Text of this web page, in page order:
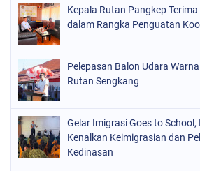
Kepala Rutan Pangkep
dalam Rangka Penguatan
Pelepasan Balon Udara
Rutan Sengkang
Gelar Imigrasi Goes to
Kenalkan Keimigrasian dan
Kedinasan